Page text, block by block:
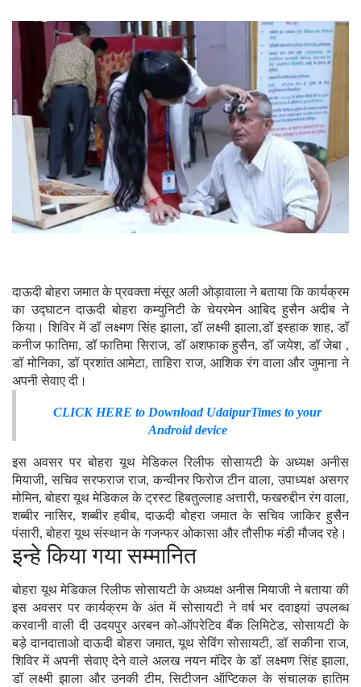
दाऊदी बोहरा जमात के प्रवक्ता मंसूर अली ओड़ावाला ने बताया कि कार्यक्रम
का उद्घाटन दाऊदी बोहरा कम्युनिटी के चेयरमेन आबिद हुसैन अदीब ने
किया। शिविर में डॉ लक्ष्मण सिंह झाला, डॉ लक्ष्मी झाला,डॉ इस्हाक शाह, डॉ
कनीज फातिमा, डॉ फातिमा सिराज, डॉ अशफाक हुसैन, डॉ जयेश, डॉ जेबा ,
डॉ मोनिका, डॉ प्रशांत आमेटा, ताहिरा राज, आशिक रंग वाला और जुमाना ने
अपनी सेवाए दी।
CLICK HERE to Download UdaipurTimes to your
Android device
इस अवसर पर बोहरा यूथ मेडिकल रिलीफ सोसायटी के अध्यक्ष अनीस
मियाजी, सचिव सरफराज राज, कन्वीनर फिरोज टीन वाला, उपाध्यक्ष असगर
मोमिन, बोहरा यूथ मेडिकल के ट्रस्ट हिबतुल्लाह अत्तारी, फखरुद्दीन रंग वाला,
शब्बीर नासिर, शब्बीर हबीब, दाऊदी बोहरा जमात के सचिव जाकिर हुसैन
पंसारी, बोहरा यूथ संस्थान के गजन्फर ओकासा और तौसीफ मंडी मौजद रहे।
इन्हे किया गया सम्मानित
बोहरा यूथ मेडिकल रिलीफ सोसायटी के अध्यक्ष अनीस मियाजी ने बताया की
इस अवसर पर कार्यक्रम के अंत में सोसायटी ने वर्ष भर दवाइयां उपलब्ध
करवानी वाली दी उदयपुर अरबन को-ऑपरेटिव बैंक लिमिटेड, सोसायटी के
बड़े दानदाताओ दाऊदी बोहरा जमात, यूथ सेविंग सोसायटी, डॉ सकीना राज,
शिविर में अपनी सेवाए देने वाले अलख नयन मंदिर के डॉ लक्ष्मण सिंह झाला,
डॉ लक्ष्मी झाला और उनकी टीम, सिटीजन ऑप्टिकल के संचालक हातिम